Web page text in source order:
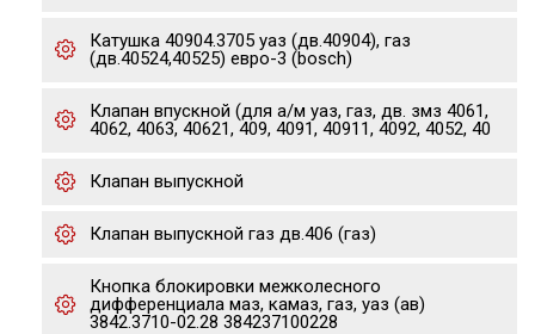
Катушка 40904.3705 уаз (дв.40904), газ
(дв.40524,40525) евро-3 (bosch)
Клапан впускной (для а/м уаз, газ, дв. змз 4061,
4062, 4063, 40621, 409, 4091, 40911, 4092, 4052, 40
Клапан выпускной
Клапан выпускной газ дв.406 (газ)
Кнопка блокировки межколесного
дифференциала маз, камаз, газ, уаз (ав)
3842.3710-02.28 384237100228